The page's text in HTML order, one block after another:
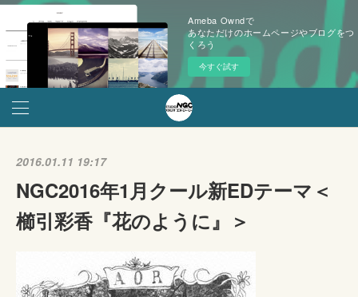
Ameba Owndで
あなただけのホームページやブログをつ
くろう
今すぐ試す
2016.01.11 19:17
NGC2016年1月クール新EDテーマ＜
櫛引彩香『花のように』＞